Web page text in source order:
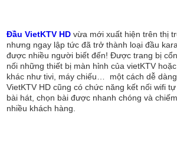
Đầu VietKTV HD vừa mới xuất hiện trên thị
nhưng ngay lập tức đã trở thành loại đầu
được nhiều người biết đến! Được trang bị
nối những thiết bị màn hỉnh của vietKTV
khác như tivi, máy chiếu… một cách dễ
VietKTV HD cũng có chức năng kết nối wifi
bài hát, chọn bài được nhanh chóng và
nhiều khách hàng.